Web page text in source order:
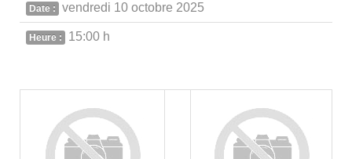
Date : vendredi 10 octobre 2025
Heure : 15:00 h